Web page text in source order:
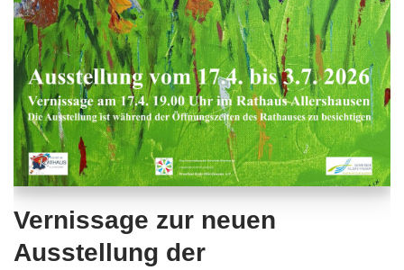
Vernissage zur neuen
Ausstellung der